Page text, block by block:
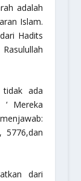
adalah
Islam.
Hadits
tidak ada
Mereka
5776,dan
dari